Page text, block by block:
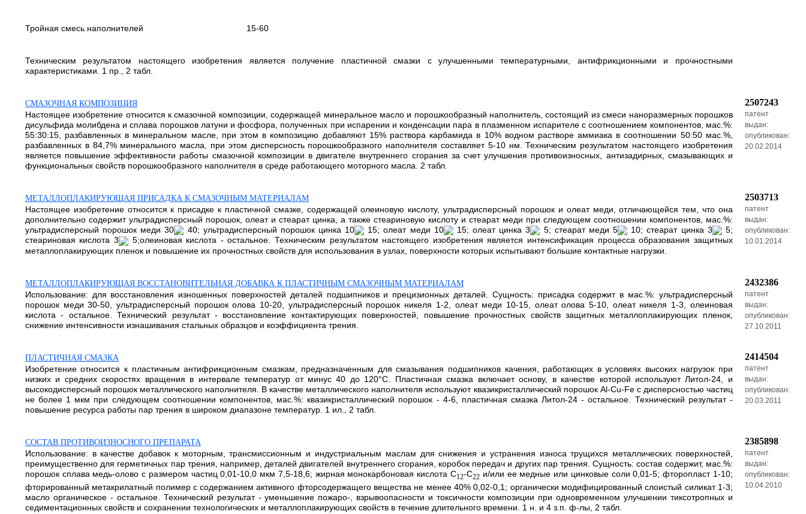
Тройная смесь наполнителей 15-60
Техническим результатом настоящего изобретения является получение пластичной смазки с улучшенными температурными, антифрикционными и прочностными
характеристиками. 1 пр., 2 табл.
СМАЗОЧНАЯ КОМПОЗИЦИЯ
Настоящее изобретение относится к смазочной композиции, содержащей минеральное масло и порошкообразный наполнитель, состоящий из смеси наноразмерных порошков
дисульфида молибдена и сплава порошков латуни и фосфора, полученных при испарении и конденсации пара в плазменном испарителе с соотношением компонентов, мас.%:
55:30:15, разбавленных в минеральном масле, при этом в композицию добавляют 15% раствора карбамида в 10% водном растворе аммиака в соотношении 50:50 мас.%,
разбавленных в 84,7% минерального масла, при этом дисперсность порошкообразного наполнителя составляет 5-10 нм. Техническим результатом настоящего изобретения
является повышение эффективности работы смазочной композиции в двигателе внутреннего сгорания за счет улучшения противоизносных, антизадирных, смазывающих и
функциональных свойств порошкообразного наполнителя в среде работающего моторного масла. 2 табл.
2507243
патент
выдан:
опубликован:
20.02.2014
МЕТАЛЛОПЛАКИРУЮЩАЯ ПРИСАДКА К СМАЗОЧНЫМ МАТЕРИАЛАМ
Настоящее изобретение относится к присадке к пластичной смазке, содержащей олеиновую кислоту, ультрадисперсный порошок и олеат меди, отличающейся тем, что она
дополнительно содержит ультрадисперсный порошок, олеат и стеарат цинка, а также стеариновую кислоту и стеарат меди при следующем соотношении компонентов, мас.%:
ультрадисперсный порошок меди 30
40; ультрадисперсный порошок цинка 10 15; олеат меди 10 15; олеат цинка 3 5; стеарат меди 5 10; стеарат цинка 3
5;
стеариновая кислота 3
5;олеиновая кислота - остальное. Техническим результатом настоящего изобретения является интенсификация процесса образования защитных
металлоплакирующих пленок и повышение их прочностных свойств для использования в узлах, поверхности которых испытывают большие контактные нагрузки.
2503713
патент
выдан:
опубликован:
10.01.2014
МЕТАЛЛОПЛАКИРУЮЩАЯ ВОССТАНОВИТЕЛЬНАЯ ДОБАВКА К ПЛАСТИЧНЫМ СМАЗОЧНЫМ МАТЕРИАЛАМ
Использование: для восстановления изношенных поверхностей деталей подшипников и прецизионных деталей. Сущность: присадка содержит в мас.%: ультрадисперсный
порошок меди 30-50, ультрадисперсный порошок олова 10-20, ультрадисперсный порошок никеля 1-2, олеат меди 10-15, олеат олова 5-10, олеат никеля 1-3, олеиновая
кислота - остальное. Технический результат - восстановление контактирующих поверхностей, повышение прочностных свойств защитных металлоплакирующих пленок,
снижение интенсивности изнашивания стальных образцов и коэффициента трения.
2432386
патент
выдан:
опубликован:
27.10.2011
ПЛАСТИЧНАЯ СМАЗКА
Изобретение относится к пластичным антифрикционным смазкам, предназначенным для смазывания подшипников качения, работающих в условиях высоких нагрузок при
низких и средних скоростях вращения в интервале температур от минус 40 до 120°С. Пластичная смазка включает основу, в качестве которой используют Литол-24, и
высокодисперсный порошок металлического наполнителя. В качестве металлического наполнителя используют квазикристаллический порошок Al-Cu-Fe с дисперсностью частиц
не более 1 мкм при следующем соотношении компонентов, мас.%: квазикристаллический порошок - 4-6, пластичная смазка Литол-24 - остальное. Технический результат -
повышение ресурса работы пар трения в широком диапазоне температур. 1 ил., 2 табл.
2414504
патент
выдан:
опубликован:
20.03.2011
СОСТАВ ПРОТИВОИЗНОСНОГО ПРЕПАРАТА
Использование: в качестве добавок к моторным, трансмиссионным и индустриальным маслам для снижения и устранения износа трущихся металлических поверхностей,
преимущественно для герметичных пар трения, например, деталей двигателей внутреннего сгорания, коробок передач и других пар трения. Сущность: состав содержит, мас.%:
порошок сплава медь-олово с размером частиц 0,01-10,0 мкм 7,5-18,6; жирная монокарбоновая кислота C12-C22 и/или ее медные или цинковые соли 0,01-5; фторопласт 1-10;
фторированный метакрилатный полимер с содержанием активного фторсодержащего вещества не менее 40% 0,02-0,1; органически модифицированный слоистый силикат 1-3;
масло органическое - остальное. Технический результат - уменьшение пожаро-, взрывоопасности и токсичности композиции при одновременном улучшении тиксотропных и
седиментационных свойств и сохранении технологических и металлоплакирующих свойств в течение длительного времени. 1 н. и 4 з.п. ф-лы, 2 табл.
2385898
патент
выдан:
опубликован:
10.04.2010